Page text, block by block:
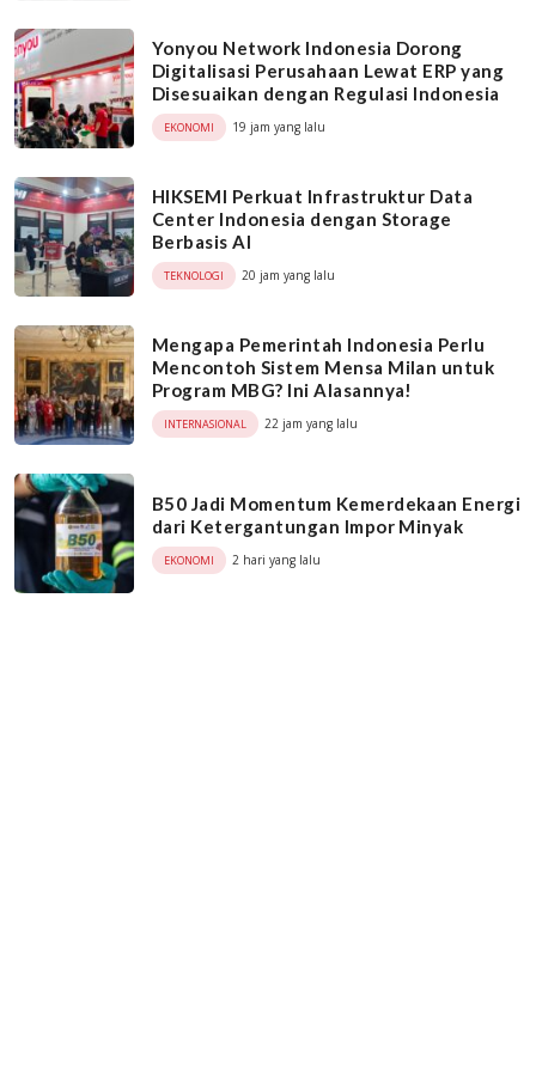
Yonyou Network Indonesia Dorong
Digitalisasi Perusahaan Lewat ERP yang
Disesuaikan dengan Regulasi Indonesia
EKONOMI 19 jam yang lalu
HIKSEMI Perkuat Infrastruktur Data
Center Indonesia dengan Storage
Berbasis AI
TEKNOLOGI 20 jam yang lalu
Mengapa Pemerintah Indonesia Perlu
Mencontoh Sistem Mensa Milan untuk
Program MBG? Ini Alasannya!
INTERNASIONAL 22 jam yang lalu
B50 Jadi Momentum Kemerdekaan Energi
dari Ketergantungan Impor Minyak
EKONOMI 2 hari yang lalu